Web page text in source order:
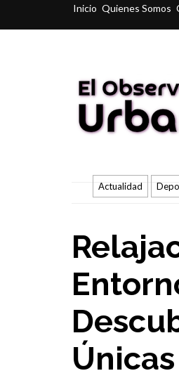
Inicio Quienes Somos
Actualidad